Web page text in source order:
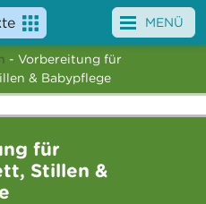
MENÜ
- Vorbereitung für
& Babypflege
für
Stillen &